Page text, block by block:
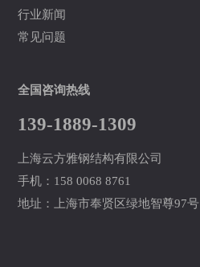
行业新闻
常见问题
全国咨询热线
139-1889-1309
上海云方雅钢结构有限公司
手机：158 0068 8761
地址：上海市奉贤区绿地智尊97号